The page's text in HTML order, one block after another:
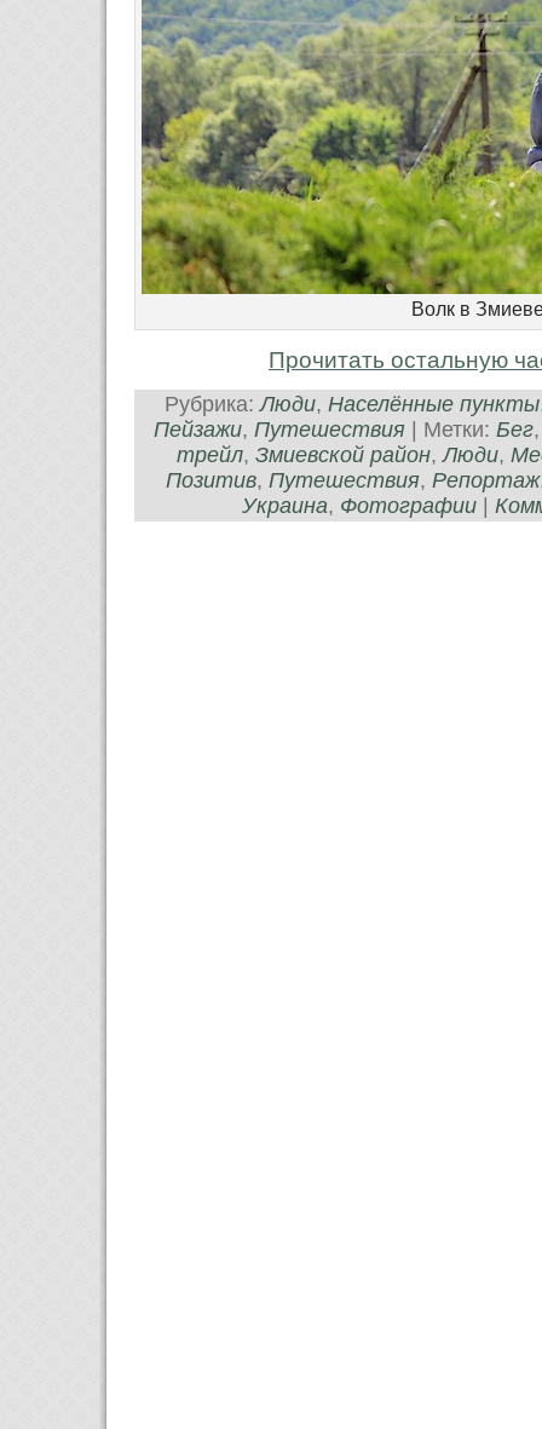
Волк в
Прочитать остальную
Рубрика:Люди, Населённые пункты
Пейзажи, Путешествия| Метки: Бег
трейл, Змиевской район,Люди,
Позитив, Путешествия, Репортаж
Украина, Фотографии|